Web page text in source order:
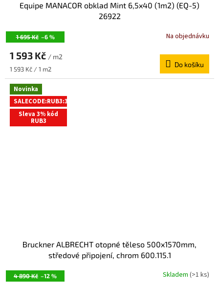
1 695 Kč –6 %
Equipe MANACOR obklad Mint 6,5x40 (1m2) (EQ-5)
26922
Na objednávku
1 593 Kč / m2
Měrná
cena:
1 593 Kč / 1 m2
Do košíku
Novinka
SALECODE:RUB3:3:%
Sleva 3% kód
RUB3
4 890 Kč –12 %
Bruckner ALBRECHT otopné těleso 500x1570mm,
středové připojení, chrom 600.115.1
Skladem (>1 ks)